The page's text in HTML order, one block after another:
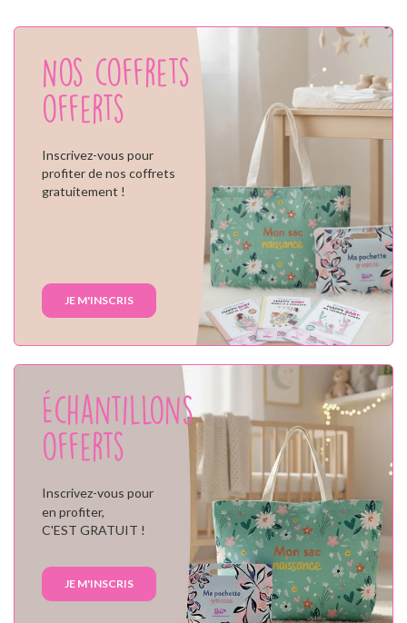
Nos coffrets
offerts
Inscrivez-vous pour
profiter de nos coffrets
gratuitement !
JE M'INSCRIS
Échantillons
offerts
Inscrivez-vous pour
en profiter,
C'EST GRATUIT !
JE M'INSCRIS